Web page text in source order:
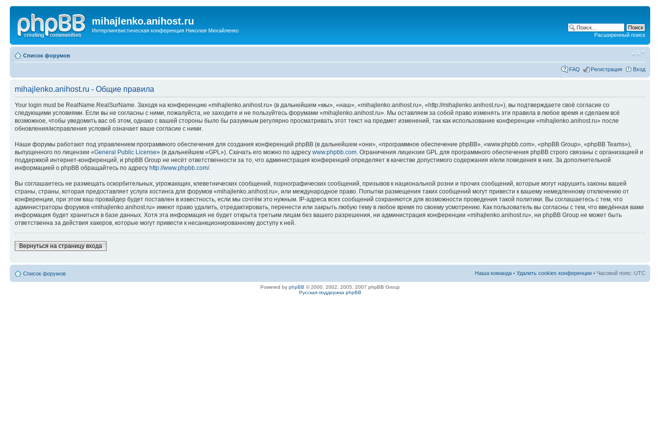
mihajlenko.anihost.ru
Интерлингвистическая конференция Николая Михайленко
Расширенный поиск
Список форумов
FAQ Регистрация Вход
mihajlenko.anihost.ru - Общие правила
Your login must be RealName.RealSurName. Заходя на конференцию «mihajlenko.anihost.ru» (в дальнейшем «мы», «наш», «mihajlenko.anihost.ru», «http://mihajlenko.anihost.ru»), вы подтверждаете своё согласие со
следующими условиями. Если вы не согласны с ними, пожалуйста, не заходите и не пользуйтесь форумами «mihajlenko.anihost.ru». Мы оставляем за собой право изменять эти правила в любое время и сделаем всё
возможное, чтобы уведомить вас об этом, однако с вашей стороны было бы разумным регулярно просматривать этот текст на предмет изменений, так как использование конференции «mihajlenko.anihost.ru» после
обновления/исправления условий означает ваше согласие с ними.
Наши форумы работают под управлением программного обеспечения для создания конференций phpBB (в дальнейшем «они», «программное обеспечение phpBB», «www.phpbb.com», «phpBB Group», «phpBB Teams»),
выпущенного по лицензии «General Public License» (в дальнейшем «GPL»). Скачать его можно по адресу www.phpbb.com . Ограничения лицензии GPL для программного обеспечения phpBB строго связаны с организацией и
поддержкой интернет-конференций, и phpBB Group не несёт ответственности за то, что администрация конференций определяет в качестве допустимого содержания и/или поведения в них. За дополнительной
информацией о phpBB обращайтесь по адресу http://www.phpbb.com/.
Вы соглашаетесь не размещать оскорбительных, угрожающих, клеветнических сообщений, порнографических сообщений, призывов к национальной розни и прочих сообщений, которые могут нарушить законы вашей
страны, страны, которая предоставляет услуги хостинга для форумов «mihajlenko.anihost.ru», или международное право. Попытки размещения таких сообщений могут привести к вашему немедленному отключению от
конференции, при этом ваш провайдер будет поставлен в известность, если мы сочтём это нужным. IP-адреса всех сообщений сохраняются для возможности проведения такой политики. Вы соглашаетесь с тем, что
администраторы форумов «mihajlenko.anihost.ru» имеют право удалить, отредактировать, перенести или закрыть любую тему в любое время по своему усмотрению. Как пользователь вы согласны с тем, что введённая вами
информация будет храниться в базе данных. Хотя эта информация не будет открыта третьим лицам без вашего разрешения, ни администрация конференции «mihajlenko.anihost.ru», ни phpBB Group не может быть
ответственна за действия хакеров, которые могут привести к несанкционированному доступу к ней.
Вернуться на страницу входа
Список форумов Наша команда • Удалить cookies конференции • Часовой пояс: UTC
Powered by phpBB © 2000, 2002, 2005, 2007 phpBB Group
Русская поддержка phpBB